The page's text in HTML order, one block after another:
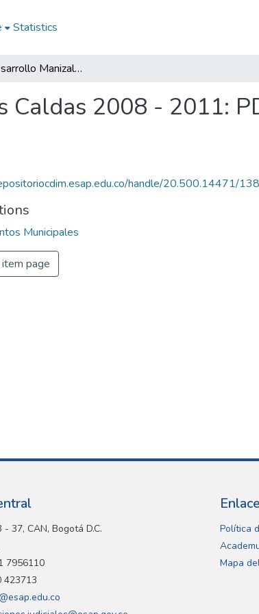
Statistics
Plan de Desarrollo Manizales Caldas 2008 - 2011: PD Manizales Caldas 2008 - 2011
Caldas 2008 - 2011:
handle/20.500.14471/
Municipales
item page
37, CAN, Bogotá D.C.
7956110
423713
Política
Mapa